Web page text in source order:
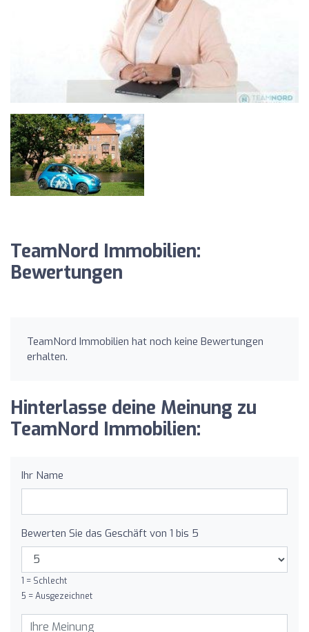
TeamNord Immobilien:
Bewertungen
TeamNord Immobilien hat noch keine Bewertungen
erhalten.
Hinterlasse deine Meinung zu
TeamNord Immobilien:
Ihr Name
Bewerten Sie das Geschäft von 1 bis 5
1 = Schlecht
5 = Ausgezeichnet